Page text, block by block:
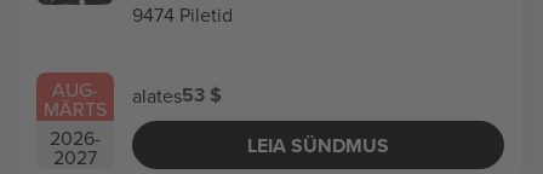
AUG-
MÄRTS
2026-
2027
9474 Piletid
alates53 $
LEIA SÜNDMUS